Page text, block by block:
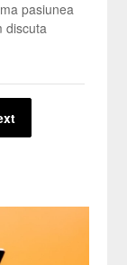
pasiunea
discuta